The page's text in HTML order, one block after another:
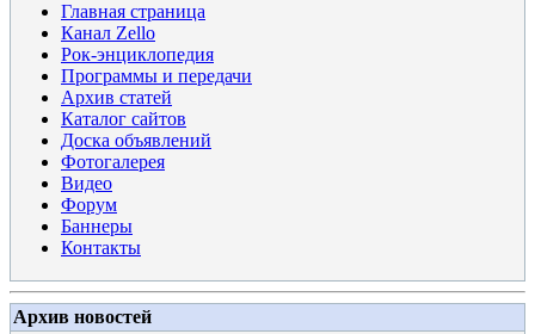
Главная страница
Канал Zello
Рок-энциклопедия
Программы и передачи
Архив статей
Каталог сайтов
Доска объявлений
Фотогалерея
Видео
Форум
Баннеры
Контакты
Архив новостей